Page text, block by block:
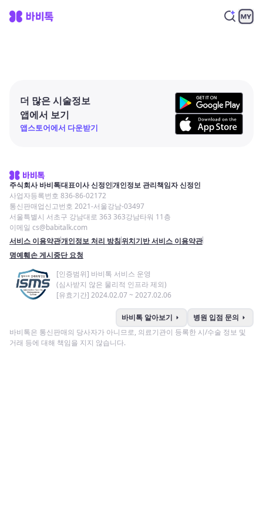
더 많은 시술정보
앱에서 보기
앱스토어에서 다운받기
주식회사 바비톡대표이사 신정인개인정보 관리책임자 신정인
사업자등록번호 836-86-02172
통신판매업신고번호 2021-서울강남-03497
서울특별시 서초구 강남대로 363 363강남타워 11층
이메일 cs@babitalk.com
서비스 이용약관개인정보 처리 방침위치기반 서비스 이용약관
명예훼손 게시중단 요청
[인증범위] 바비톡 서비스 운영
(심사받지 않은 물리적 인프라 제외)
[유효기간] 2024.02.07 ~ 2027.02.06
바비톡 알아보기 arrow_right 병원 입점 문의 arrow_right
바비톡은 통신판매의 당사자가 아니므로, 의료기관이 등록한 시/수술 정보 및
거래 등에 대해 책임을 지지 않습니다.